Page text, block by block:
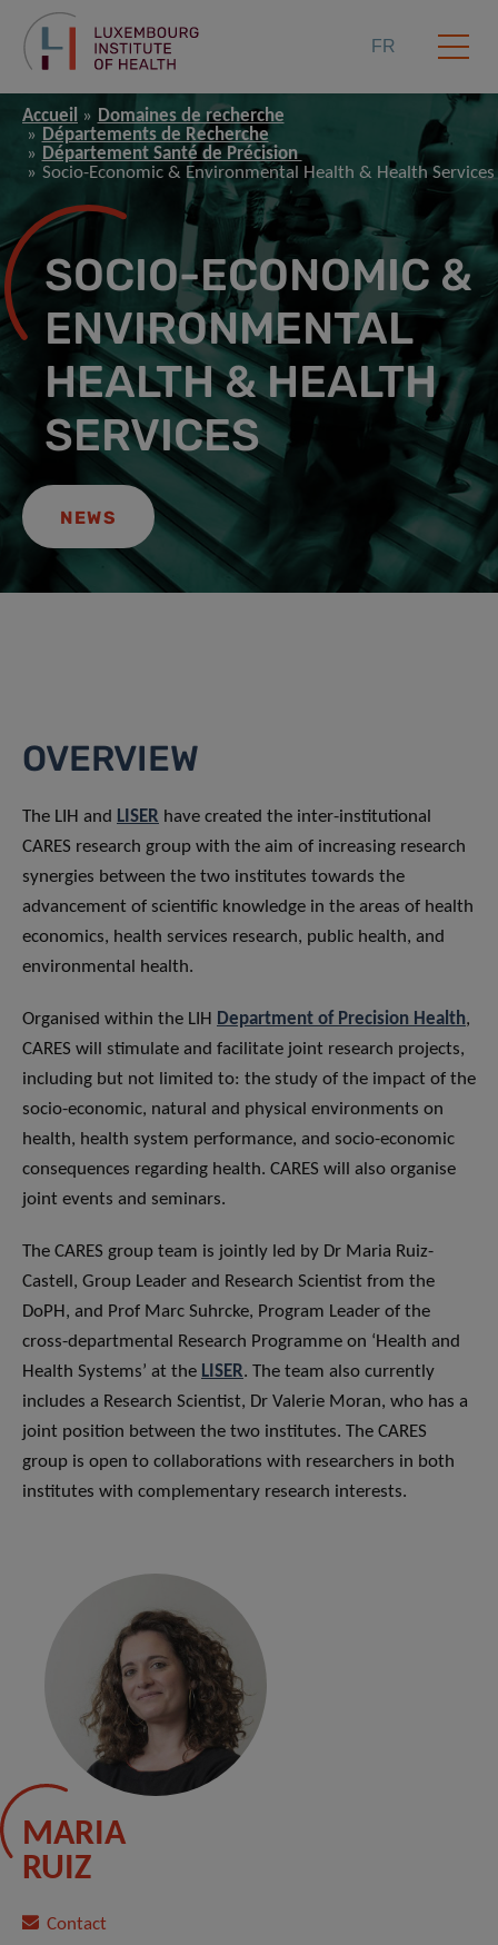
FR
Accueil
Domaines de recherche
Départements de Recherche
Département Santé de Précision
Socio-Economic & Environmental Health & Health Services
SOCIO-ECONOMIC &
ENVIRONMENTAL
HEALTH & HEALTH
SERVICES
NEWS
OVERVIEW
The LIH and LISER have created the inter-institutional
CARES research group with the aim of increasing research
synergies between the two institutes towards the
advancement of scientific knowledge in the areas of health
economics, health services research, public health, and
environmental health.
Organised within the LIH Department of Precision Health,
CARES will stimulate and facilitate joint research projects,
including but not limited to: the study of the impact of the
socio-economic, natural and physical environments on
health, health system performance, and socio-economic
consequences regarding health. CARES will also organise
joint events and seminars.
The CARES group team is jointly led by Dr Maria Ruiz-
Castell, Group Leader and Research Scientist from the
DoPH, and Prof Marc Suhrcke, Program Leader of the
cross-departmental Research Programme on ‘Health and
Health Systems’ at the LISER. The team also currently
includes a Research Scientist, Dr Valerie Moran, who has a
joint position between the two institutes. The CARES
group is open to collaborations with researchers in both
institutes with complementary research interests.
MARIA
RUIZ
Contact